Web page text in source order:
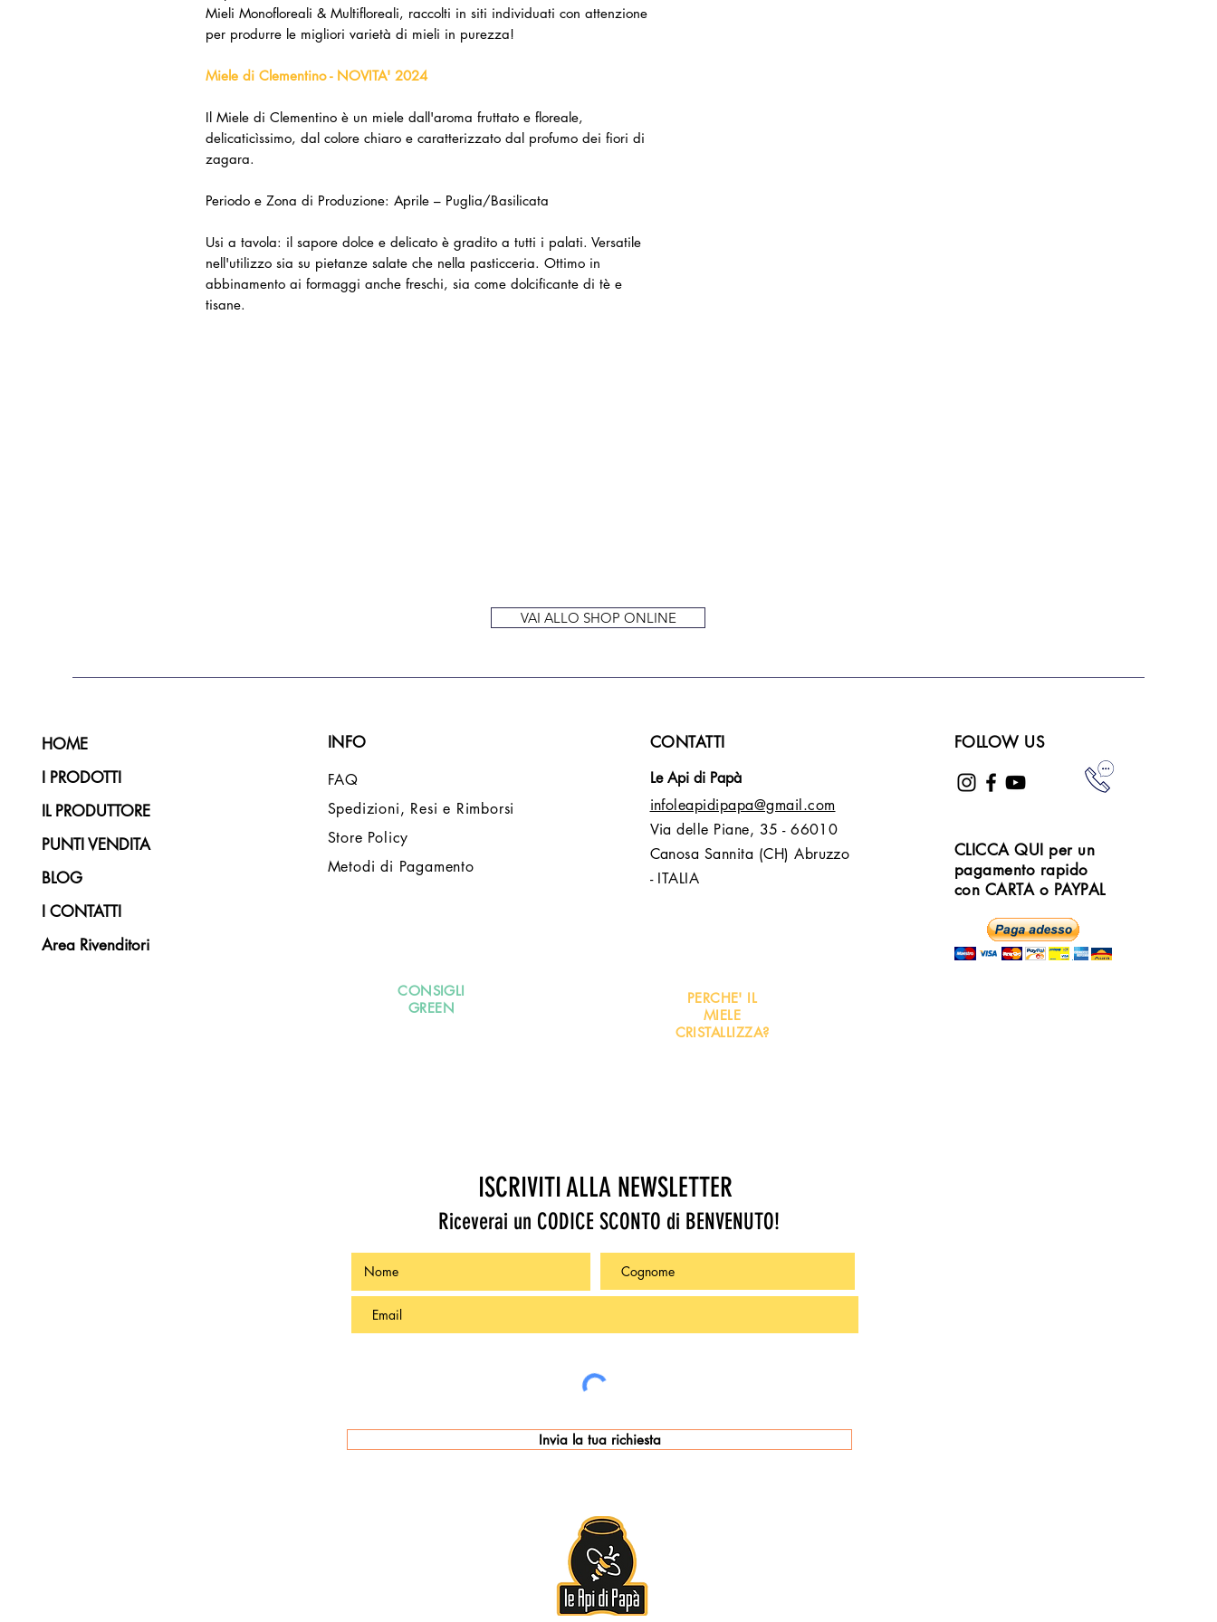
Mieli Monofloreali & Multifloreali, raccolti in siti individuati con attenzione
per produrre le migliori varietà di mieli in purezza!
Miele di Clementino - NOVITA' 2024
Il Miele di Clementino è un miele dall'aroma fruttato e floreale,
delicaticìssimo, dal colore chiaro e caratterizzato dal profumo dei fiori di
zagara.
Periodo e Zona di Produzione: Aprile – Puglia/Basilicata
Usi a tavola: il sapore dolce e delicato è gradito a tutti i palati. Versatile
nell'utilizzo sia su pietanze salate che nella pasticceria. Ottimo in
abbinamento ai formaggi anche freschi, sia come dolcificante di tè e
tisane.
VAI ALLO SHOP ONLINE
HOME
I PRODOTTI
IL PRODUTTORE
PUNTI VENDITA
BLOG
I CONTATTI
Area Rivenditori
INFO
FAQ
Spedizioni, Resi e Rimborsi
Store Policy
Metodi di Pagamento
CONSIGLI
GREEN
CONTATTI
Le Api di Papà
infoleapidipapa@gmail.com
Via delle Piane, 35 - 66010
Canosa Sannita (CH) Abruzzo
- ITALIA
PERCHE' IL
MIELE
CRISTALLIZZA?
FOLLOW US
CLICCA QUI per un
pagamento rapido
con CARTA o PAYPAL
ISCRIVITI ALLA NEWSLETTER
Riceverai un CODICE SCONTO di BENVENUTO!
Invia la tua richiesta